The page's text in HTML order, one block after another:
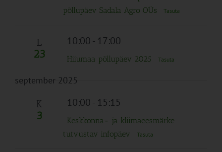
põllupäev Sadala Agro OÜs
Tasuta
L
23
10:00- 17:00
Hiiumaa põllupäev 2025 Tasuta
september 2025
K
3
10:00- 15:15
Keskkonna- ja kliimaeesmärke
tutvustav infopäev
Tasuta